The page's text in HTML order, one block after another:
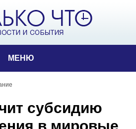
МЕНЮ
субсидию